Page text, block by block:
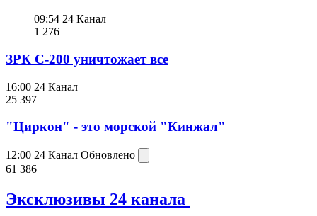
09:54 24 Канал
1 276
ЗРК С-200 уничтожает все
16:00 24 Канал
25 397
"Циркон" - это морской "Кинжал"
12:00 24 Канал Обновлено
61 386
Эксклюзивы 24 канала